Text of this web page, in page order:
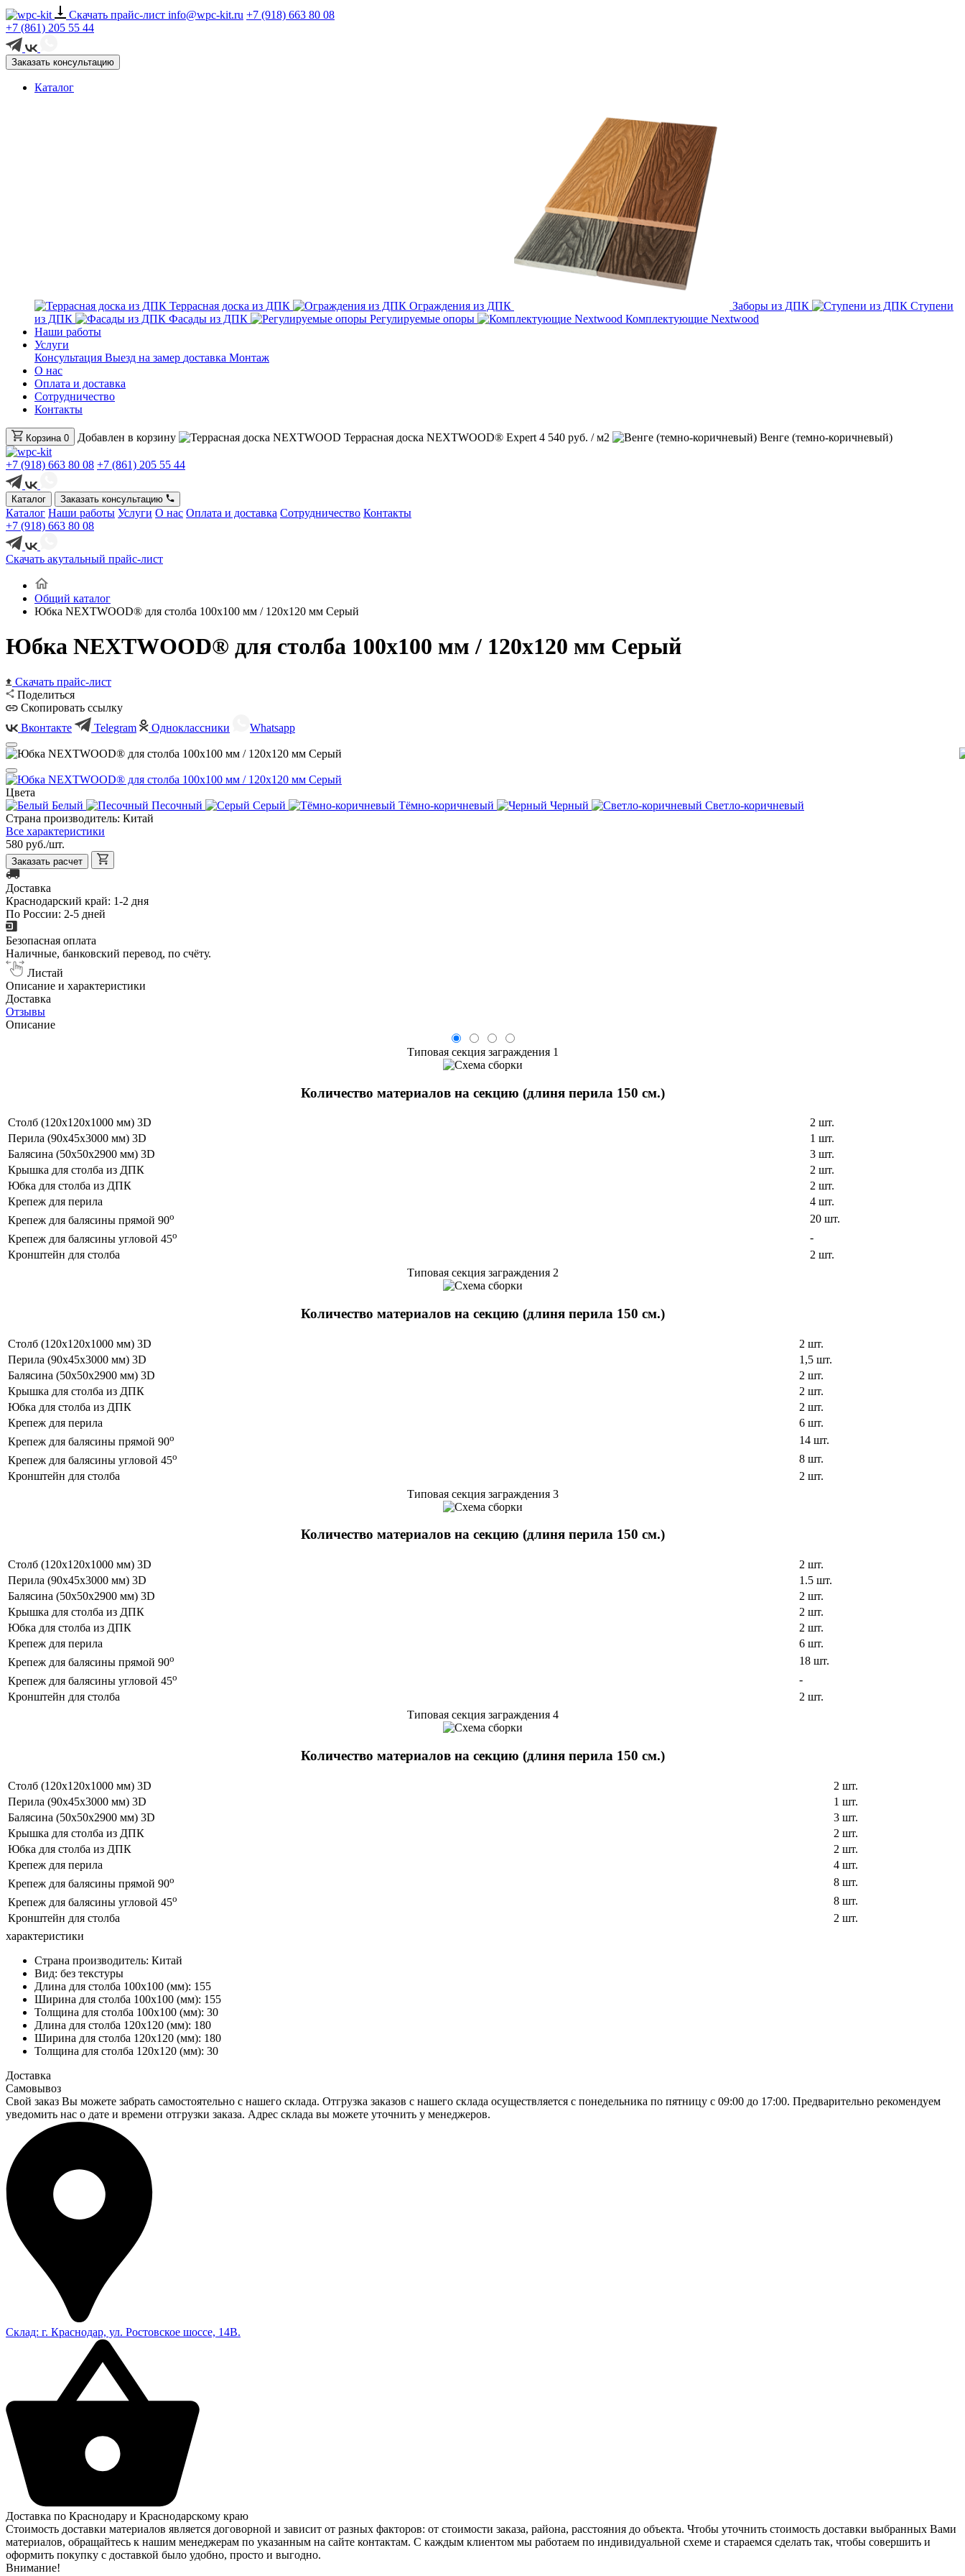
Скачать прайс-лист info@wpc-kit.ru +7 (918) 663 80 08
+7 (861) 205 55 44
Заказать консультацию
Каталог
Террасная доска из ДПК Ограждения из ДПК Заборы из ДПК
Ступени
из ДПК
Фасады из ДПК Регулируемые опоры
Комплектующие Nextwood
Наши работы
Услуги
Консультация Выезд на замер доставка Монтаж
О нас
Оплата и доставка
Сотрудничество
Контакты
Корзина 0 Добавлен в корзину Террасная доска NEXTWOOD® Expert 4 540 руб. / м2 Венге (темно-коричневый)
+7 (918) 663 80 08 +7 (861) 205 55 44
Каталог Заказать консультацию
Каталог Наши работы Услуги О нас Оплата и доставка Сотрудничество Контакты
+7 (918) 663 80 08
Скачать акутальный прайс-лист
Общий каталог
Юбка NEXTWOOD® для столба 100х100 мм / 120х120 мм Серый
Юбка NEXTWOOD® для столба 100х100 мм / 120х120 мм Серый
Скачать прайс-лист
Поделиться
Скопировать ссылку
Вконтакте
Telegram Одноклассники Whatsapp
Цвета
Белый
Песочный Серый Тёмно-коричневый Черный
Светло-коричневый
Страна производитель: Китай
Все характеристики
580 руб./шт.
Заказать расчет
Доставка
Краснодарский край: 1-2 дня
По России: 2-5 дней
Безопасная оплата
Наличные, банковский перевод, по счёту.
Листай
Описание и характеристики
Доставка
Отзывы
Описание
Типовая секция заграждения 1
Количество материалов на секцию (длиня перила 150 см.)
Столб (120х120х1000 мм) 3D
2 шт.
Перила (90х45х3000 мм) 3D
1 шт.
Балясина (50х50х2900 мм) 3D
3 шт.
Крышка для столба из ДПК
2 шт.
Юбка для столба из ДПК
2 шт.
Крепеж для перила
4 шт.
Крепеж для балясины прямой 90o
20 шт.
Крепеж для балясины угловой 45o
-
Кронштейн для столба
2 шт.
Типовая секция заграждения 2
Количество материалов на секцию (длиня перила 150 см.)
Столб (120х120х1000 мм) 3D
2 шт.
Перила (90х45х3000 мм) 3D
1,5 шт.
Балясина (50х50х2900 мм) 3D
2 шт.
Крышка для столба из ДПК
2 шт.
Юбка для столба из ДПК
2 шт.
Крепеж для перила
6 шт.
Крепеж для балясины прямой 90o
14 шт.
Крепеж для балясины угловой 45o
8 шт.
Кронштейн для столба
2 шт.
Типовая секция заграждения 3
Количество материалов на секцию (длиня перила 150 см.)
Столб (120х120х1000 мм) 3D
2 шт.
Перила (90х45х3000 мм) 3D
1.5 шт.
Балясина (50х50х2900 мм) 3D
2 шт.
Крышка для столба из ДПК
2 шт.
Юбка для столба из ДПК
2 шт.
Крепеж для перила
6 шт.
Крепеж для балясины прямой 90o
18 шт.
Крепеж для балясины угловой 45o
-
Кронштейн для столба
2 шт.
Типовая секция заграждения 4
Количество материалов на секцию (длиня перила 150 см.)
Столб (120х120х1000 мм) 3D
2 шт.
Перила (90х45х3000 мм) 3D
1 шт.
Балясина (50х50х2900 мм) 3D
3 шт.
Крышка для столба из ДПК
2 шт.
Юбка для столба из ДПК
2 шт.
Крепеж для перила
4 шт.
Крепеж для балясины прямой 90o
8 шт.
Крепеж для балясины угловой 45o
8 шт.
Кронштейн для столба
2 шт.
характеристики
Страна производитель: Китай
Вид: без текстуры
Длина для столба 100х100 (мм): 155
Ширина для столба 100х100 (мм): 155
Толщина для столба 100х100 (мм): 30
Длина для столба 120х120 (мм): 180
Ширина для столба 120х120 (мм): 180
Толщина для столба 120х120 (мм): 30
Доставка
Самовывоз
Свой заказ Вы можете забрать самостоятельно с нашего склада. Отгрузка заказов с нашего склада осуществляется с понедельника по пятницу с 09:00 до 17:00. Предварительно рекомендуем
уведомить нас о дате и времени отгрузки заказа. Адрес склада вы можете уточнить у менеджеров.
Склад: г. Краснодар, ул. Ростовское шоссе, 14В.
Доставка по Краснодару и Краснодарскому краю
Стоимость доставки материалов является договорной и зависит от разных факторов: от стоимости заказа, района, расстояния до объекта. Чтобы уточнить стоимость доставки выбранных Вами
материалов, обращайтесь к нашим менеджерам по указанным на сайте контактам. С каждым клиентом мы работаем по индивидуальной схеме и стараемся сделать так, чтобы совершить и
оформить покупку с доставкой было удобно, просто и выгодно.
Внимание!